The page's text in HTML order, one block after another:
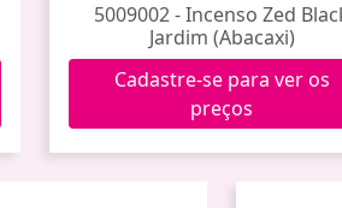
5009002 - Incenso Zed
Jardim (Abacaxi)
Cadastre-se para ver os
preços